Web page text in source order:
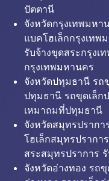
ปัตตานี
จังหวัดกรุงเทพมหา
แบคโฮเล็กกรุงเทพ
รับจ้างขุดสระกรุงเ
กรุงเทพมหานคร
จังหวัดปทุมธานี รถ
ปทุมธานี รถขุดเล็ก
เหมาถมที่ปทุมธานี
จังหวัดสมุทรปราก
โฮเล็กสมุทรปรากา
สระสมุทรปราการ
จังหวัดอ่างทอง รถ